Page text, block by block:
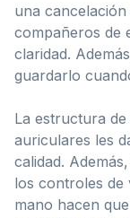
una
compañeros de
claridad.
guardarlo
La estructura
auriculares les
calidad.
los controles de
mano hacen